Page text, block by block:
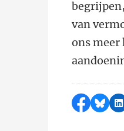
van
ons
Delen op